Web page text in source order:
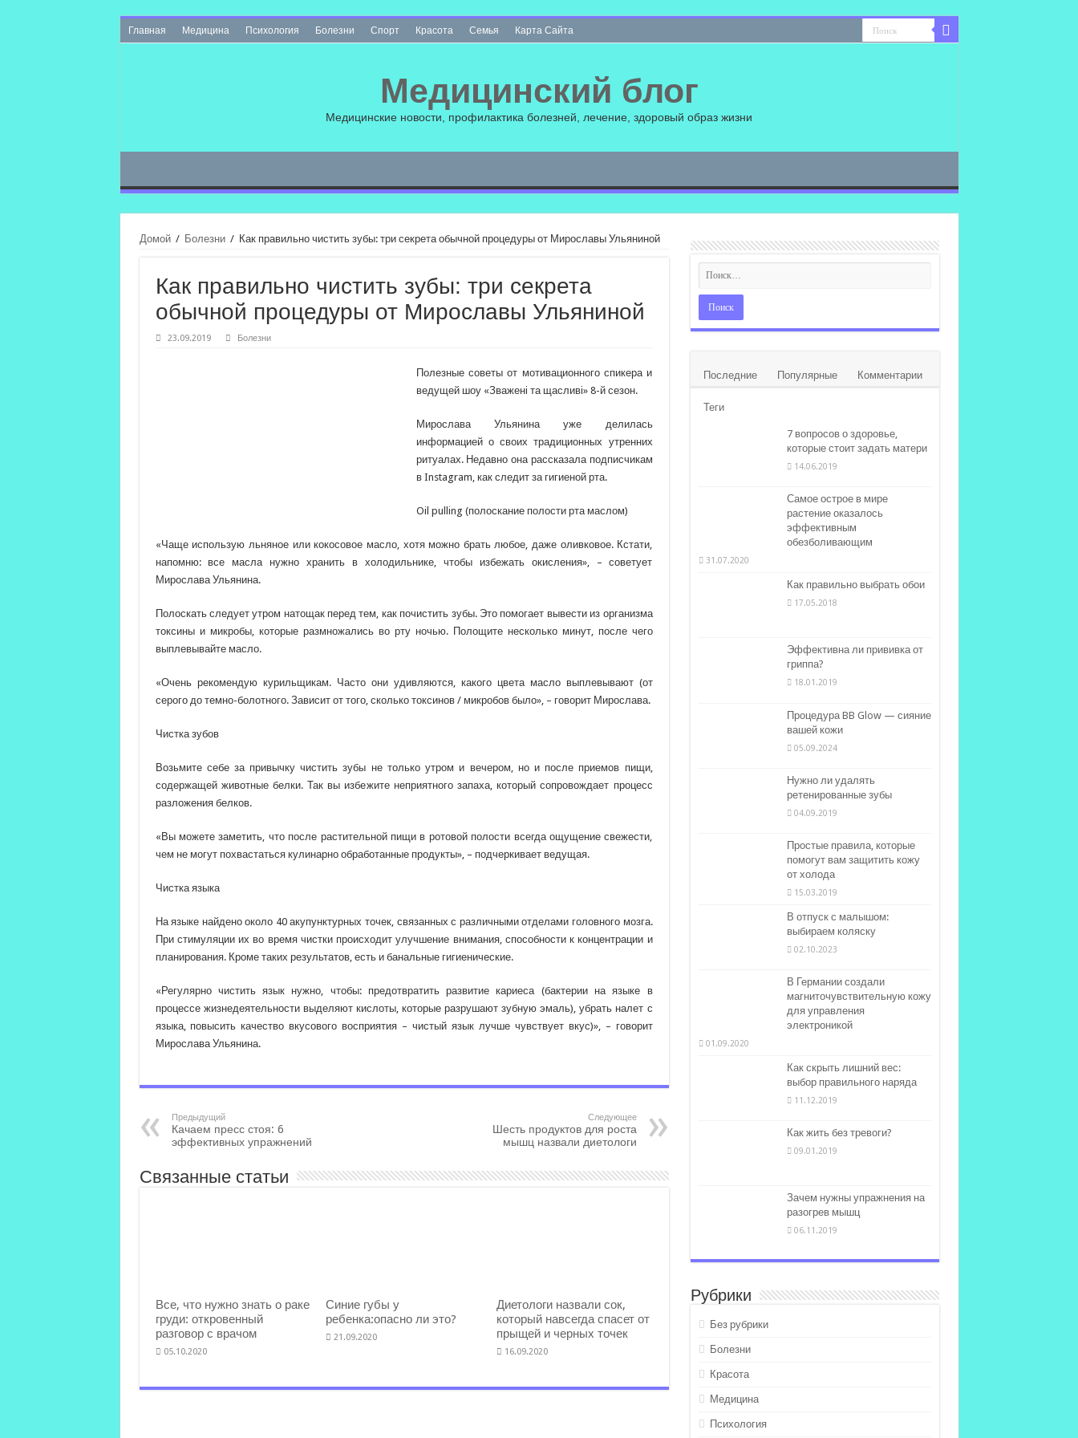
Главная Медицина Психология Болезни Спорт Красота Семья Карта Сайта
Медицинский блог
Медицинские новости, профилактика болезней, лечение, здоровый образ жизни
Домой / Болезни / Как правильно чистить зубы: три секрета обычной процедуры от Мирославы Ульяниной
Как правильно чистить зубы: три секрета
обычной процедуры от Мирославы Ульяниной
23.09.2019 Болезни
Полезные советы от мотивационного спикера и
ведущей шоу «Зважені та щасливі» 8-й сезон.
Мирослава Ульянина уже делилась
информацией о своих традиционных утренних
ритуалах. Недавно она рассказала подписчикам
в Instagram, как следит за гигиеной рта.
Oil pulling (полоскание полости рта маслом)
«Чаще использую льняное или кокосовое масло, хотя можно брать любое, даже оливковое. Кстати,
напомню: все масла нужно хранить в холодильнике, чтобы избежать окисления», – советует
Мирослава Ульянина.
Полоскать следует утром натощак перед тем, как почистить зубы. Это помогает вывести из организма
токсины и микробы, которые размножались во рту ночью. Полощите несколько минут, после чего
выплевывайте масло.
«Очень рекомендую курильщикам. Часто они удивляются, какого цвета масло выплевывают (от
серого до темно-болотного. Зависит от того, сколько токсинов / микробов было», – говорит Мирослава.
Чистка зубов
Возьмите себе за привычку чистить зубы не только утром и вечером, но и после приемов пищи,
содержащей животные белки. Так вы избежите неприятного запаха, который сопровождает процесс
разложения белков.
«Вы можете заметить, что после растительной пищи в ротовой полости всегда ощущение свежести,
чем не могут похвастаться кулинарно обработанные продукты», – подчеркивает ведущая.
Чистка языка
На языке найдено около 40 акупунктурных точек, связанных с различными отделами головного мозга.
При стимуляции их во время чистки происходит улучшение внимания, способности к концентрации и
планирования. Кроме таких результатов, есть и банальные гигиенические.
«Регулярно чистить язык нужно, чтобы: предотвратить развитие кариеса (бактерии на языке в
процессе жизнедеятельности выделяют кислоты, которые разрушают зубную эмаль), убрать налет с
языка, повысить качество вкусового восприятия – чистый язык лучше чувствует вкус)», – говорит
Мирослава Ульянина.
Предыдущий
Качаем пресс стоя: 6
эффективных упражнений
Следующее
Шесть продуктов для роста
мышц назвали диетологи
Связанные статьи
Все, что нужно знать о раке
груди: откровенный
разговор с врачом
05.10.2020
Синие губы у
ребенка:опасно ли это?
21.09.2020
Диетологи назвали сок,
который навсегда спасет от
прыщей и черных точек
16.09.2020
Последние Популярные Комментарии
Теги
7 вопросов о здоровье,
которые стоит задать матери
14.06.2019
Самое острое в мире
растение оказалось
эффективным
обезболивающим
31.07.2020
Как правильно выбрать обои
17.05.2018
Эффективна ли прививка от
гриппа?
18.01.2019
Процедура BB Glow — сияние
вашей кожи
05.09.2024
Нужно ли удалять
ретенированные зубы
04.09.2019
Простые правила, которые
помогут вам защитить кожу
от холода
15.03.2019
В отпуск с малышом:
выбираем коляску
02.10.2023
В Германии создали
магниточувствительную кожу
для управления
электроникой
01.09.2020
Как скрыть лишний вес:
выбор правильного наряда
11.12.2019
Как жить без тревоги?
09.01.2019
Зачем нужны упражнения на
разогрев мышц
06.11.2019
Рубрики
Без рубрики
Болезни
Красота
Медицина
Психология